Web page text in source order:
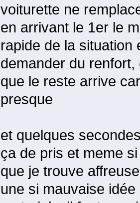
voiturette ne
en arrivant le 1er le
rapide de la situation
demander du
que le reste arrive
presque
et quelques
ça de pris et meme
que je trouve
une si mauvaise